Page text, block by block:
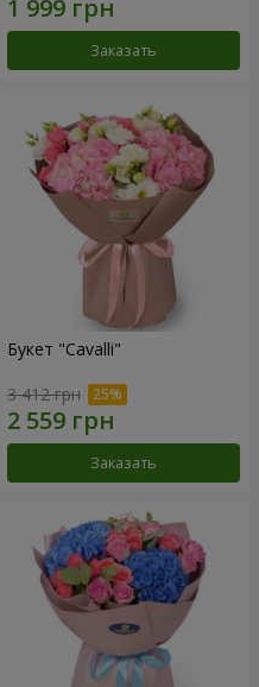
Заказать
Букет "Cаvalli"
3 412 грн
Заказать